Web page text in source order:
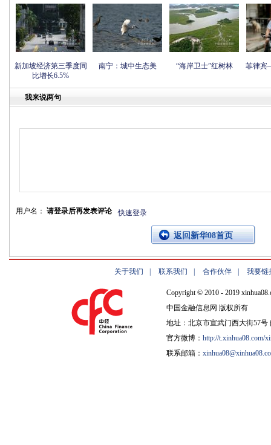
新加坡经济第三季度同
比增长6.5%
南宁：城中生态美 “海岸卫士”红树林 菲律宾
我来说两句
用户名： 请登录后再发表评论 快速登录
返回新华08首页
关于我们 联系我们 合作伙伴 我要链
Copyright © 2010 - 2019
中国金融信息网 版权所有
地址：北京市宣武门西大街57号
官方微博： http://t.xinhua08.com/
联系邮箱：